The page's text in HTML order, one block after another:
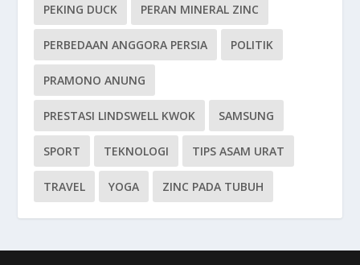
PEKING DUCK PERAN MINERAL ZINC
PERBEDAAN ANGGORA PERSIA POLITIK
PRAMONO ANUNG
PRESTASI LINDSWELL KWOK SAMSUNG
SPORT TEKNOLOGI TIPS ASAM URAT
TRAVEL YOGA ZINC PADA TUBUH